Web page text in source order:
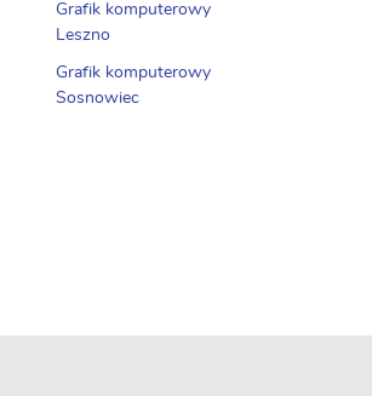
Grafik komputerowy
Leszno
Grafik komputerowy
Sosnowiec